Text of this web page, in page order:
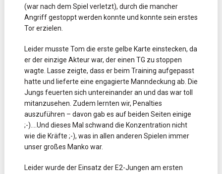
(war nach dem Spiel verletzt), durch die mancher
Angriff gestoppt werden konnte und konnte sein erstes
Tor erzielen.
Leider musste Tom die erste gelbe Karte einstecken, da
er der einzige Akteur war, der einen TG zu stoppen
wagte. Lasse zeigte, dass er beim Training aufgepasst
hatte und lieferte eine engagierte Manndeckung ab. Die
Jungs feuerten sich untereinander an und das war toll
mitanzusehen. Zudem lernten wir, Penalties
auszuführen – davon gab es auf beiden Seiten einige
;-)….Und dieses Mal schwand die Konzentration nicht
wie die Kräfte ;-), was in allen anderen Spielen immer
unser großes Manko war.
Leider wurde der Einsatz der E2-Jungen am ersten